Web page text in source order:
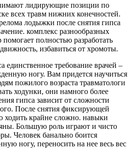
лидирующие позиции по
всех травм нижних конечностей.
лодыжки после снятия гипса
комплекс разнообразных
полностью разработать
избавиться от хромоты.
единственное требование врачей –
ногу. Вам придется научиться
пожилого возраста травматологи
ходунки, они намного более
гипса зависит от сложности
После снятия фиксирующей
ходить крайне сложно. навыки
Большую роль играют и чисто
Человек банально боится
ногу, переносить на нее весь вес